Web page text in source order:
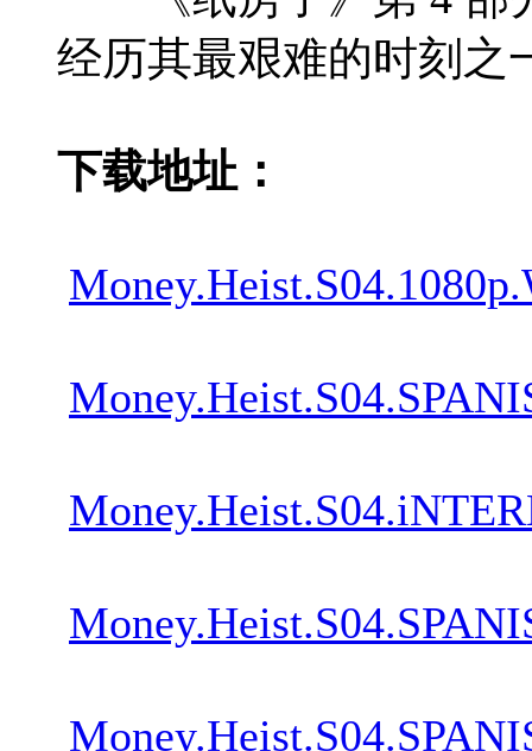
经历其最艰难的时刻之
下载地址：